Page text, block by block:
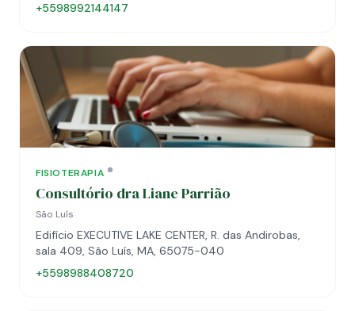
+5598992144147
FISIOTERAPIA
Consultório dra Liane Parrião
São Luís
Edifício EXECUTIVE LAKE CENTER, R. das Andirobas,
sala 409, São Luís, MA, 65075-040
+5598988408720